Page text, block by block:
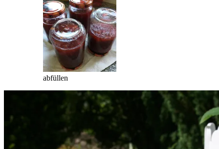
abfüllen